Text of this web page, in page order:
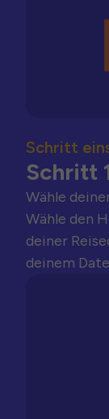
Schritt
Schritt
Wähle
Wähle den
deiner
deinem